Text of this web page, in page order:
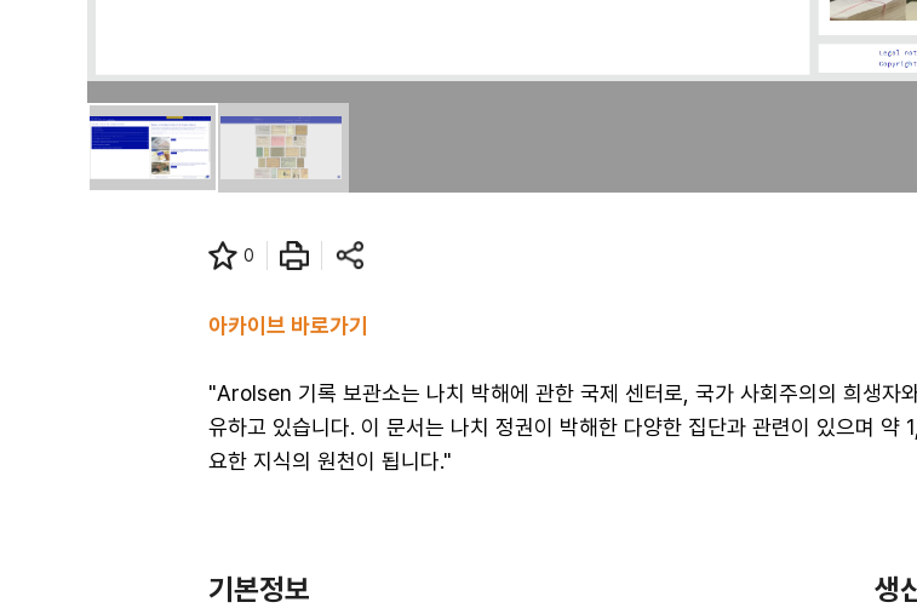
0
아카이브 바로가기
"Arolsen 기록 보관소는 나치 박해에 관한 국제 센터로, 국가 사회주의의 희생자
유하고 있습니다. 이 문서는 나치 정권이 박해한 다양한 집단과 관련이 있으며
요한 지식의 원천이 됩니다."
기본정보 생